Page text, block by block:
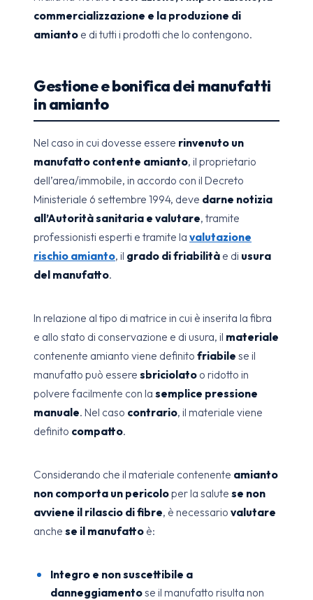
commercializzazione e la produzione di
amianto e di tutti i prodotti che lo contengono.
Gestione e bonifica dei manufatti
in amianto
Nel caso in cui dovesse essere rinvenuto un
manufatto contente amianto, il proprietario
dell’area/immobile, in accordo con il Decreto
Ministeriale 6 settembre 1994, deve darne notizia
all’Autorità sanitaria e valutare, tramite
professionisti esperti e tramite la valutazione
rischio amianto, il grado di friabilità e di usura
del manufatto.
In relazione al tipo di matrice in cui è inserita la fibra
e allo stato di conservazione e di usura, il materiale
contenente amianto viene definito friabile se il
manufatto può essere sbriciolato o ridotto in
polvere facilmente con la semplice pressione
manuale. Nel caso contrario, il materiale viene
definito compatto.
Considerando che il materiale contenente amianto
non comporta un pericoloper la salute se non
avviene il rilascio di fibre, è necessario valutare
anche se il manufatto è:
Integro e non suscettibile a
danneggiamentose il manufatto risulta non